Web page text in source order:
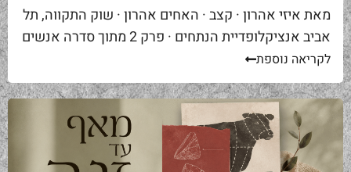
מאת איזי אהרון · קצב · האחים אהרון · שוק התקווה, תל
אביב אנציקלופדיית הנתחים · פרק 2 מתוך סדרה אנשים
באים אליי בקצביה ומבקשים "סקירט". שאלה ראשונה...
לקריאה נוספת